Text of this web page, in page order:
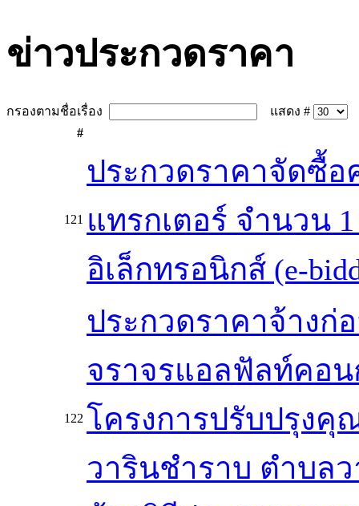
ข่าวประกวดราคา
กรองตามชื่อเรื่อง
แสดง #
#
121
ประกวดราคาจัดซื้
แทรกเตอร์ จำนวน
อิเล็กทรอนิกส์ (e-
122
ประกวดราคาจ้างก่
จราจรแอลฟัลท์คอ
โครงการปรับปรุงคุ
วารินชำราบ ตำบล